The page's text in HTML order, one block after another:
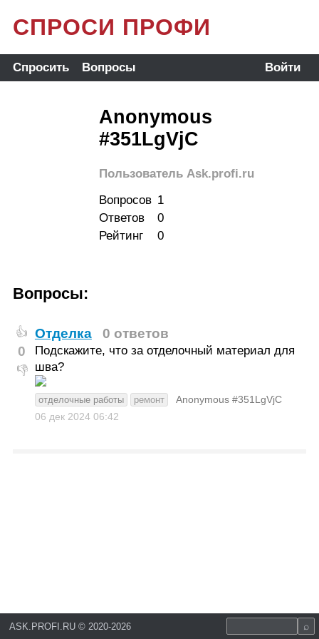
СПРОСИ ПРОФИ
Спросить Вопросы Войти
Anonymous
#351LgVjC
Пользователь Ask.profi.ru
Вопросов 1
Ответов
0
Рейтинг
0
Вопросы:
👍
0
👎
Отделка 0 ответов
Подскажите, что за отделочный материал для
шва?
отделочные работы ремонт
Anonymous #351LgVjC
06 дек 2024 06:42
ASK.PROFI.RU © 2020-2026